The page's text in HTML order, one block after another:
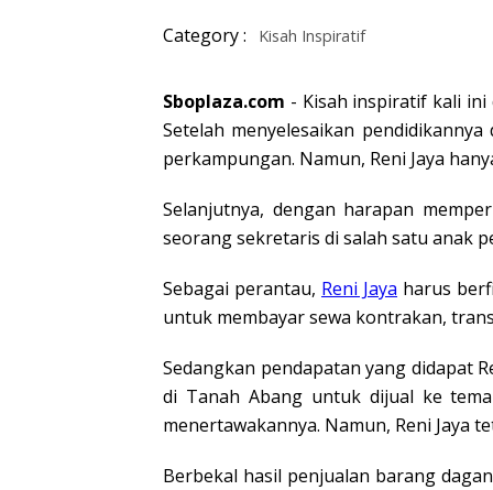
Category : Kisah Inspiratif
Sboplaza.com - Kisah inspiratif kali ini
Setelah menyelesaikan
perkampungan. Namun, Reni Jaya
Selanjutnya, dengan harapan
seorang sekretaris di salah satu anak
Sebagai perantau, Reni Jaya harus
untuk membayar sewa kontrakan,
Sedangkan pendapatan yang didapat
di Tanah Abang untuk dijual ke
menertawakannya. Namun, Reni Jaya
Berbekal hasil penjualan barang